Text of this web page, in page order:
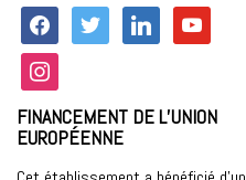
facebook twitter linkedin
youtube
instagram
FINANCEMENT DE L’UNION
EUROPÉENNE